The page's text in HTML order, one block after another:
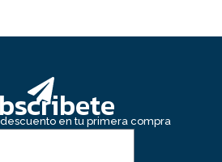
en tu primera compra